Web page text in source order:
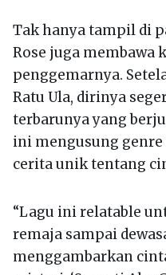
Tak hanya tampil di
Rose juga membawa
penggemarnya.
Ratu Ula, dirinya
terbarunya yang
ini mengusung
cerita unik tentang
“Lagu ini relatable
remaja sampai
menggambarkan